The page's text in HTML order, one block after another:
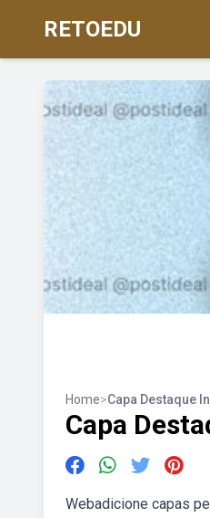
RETOEDU
Home>Capa Destaque
Capa
Webadicione capas